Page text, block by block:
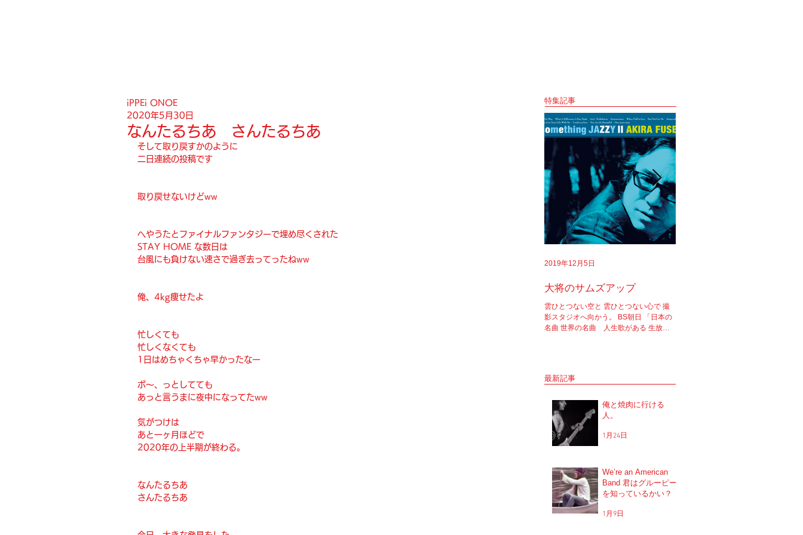
なんたるちあ さんたるちあ
iPPEi ONOE
2020年5月30日
そして取り戻すかのように
二日連続の投稿です
取り戻せないけどww
へやうたとファイナルファンタジーで埋め尽くされた
STAY HOME な数日は
台風にも負けない速さで過ぎ去ってったねww
俺、4kg痩せたよ
忙しくても
忙しくなくても
1日はめちゃくちゃ早かったなー
ボ〜、っとしてても
あっと言うまに夜中になってたww
気がつけは
あと一ヶ月ほどで
2020年の上半期が終わる。
なんたるちあ
さんたるちあ
特集記事
大将のサムズアップ
雲ひとつない空と 雲ひとつない心で 撮
影スタジオへ向かう。 BS朝日 「日本の
名曲 世界の名曲 人生歌がある 生放送 5
2019年12月5日
最新記事
俺と焼肉に行ける
人。
1月24日
We’re an American
Band 君はグルーピー
を知っているかい？
1月9日